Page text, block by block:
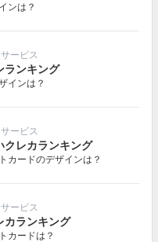
ンは？
ービス
ランキング
インは？
ービス
クレカランキング
カードのデザインは？
ービス
カランキング
カードは？